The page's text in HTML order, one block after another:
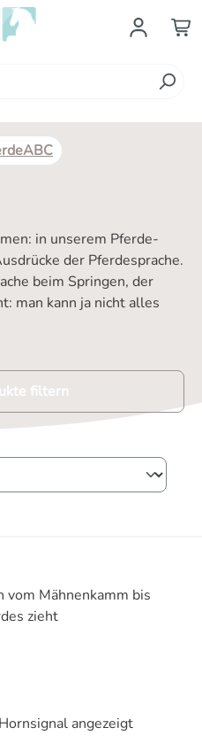
in unserem Pferde-
der Pferdesprache.
beim Springen, der
man kann ja nicht alles
filtern
vom Mähnenkamm bis
zieht
angezeigt